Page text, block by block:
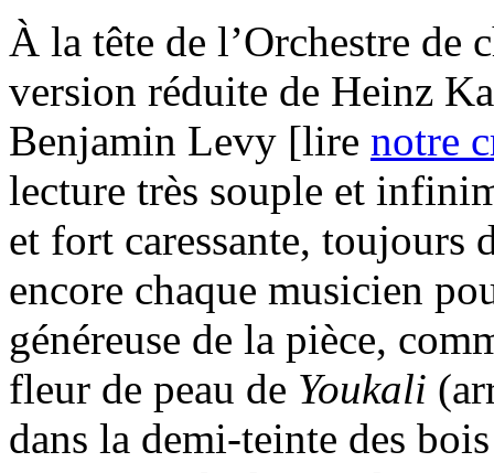
À la tête de l’Orchestre de
version réduite de Heinz
Benjamin Levy [lire notre
lecture très souple et
et fort caressante, toujours
encore chaque musicien
généreuse de la pièce,
fleur de peau de Youkali
dans la demi-teinte des